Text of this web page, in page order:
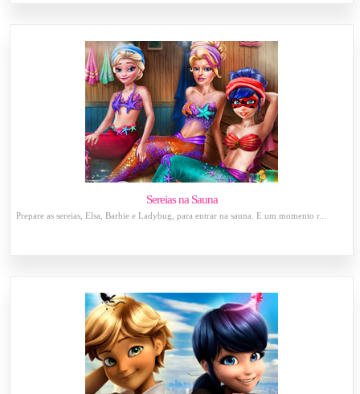
Sereias na Sauna
Prepare as sereias, Elsa, Barbie e Ladybug, para entrar na sauna. É um momento r...